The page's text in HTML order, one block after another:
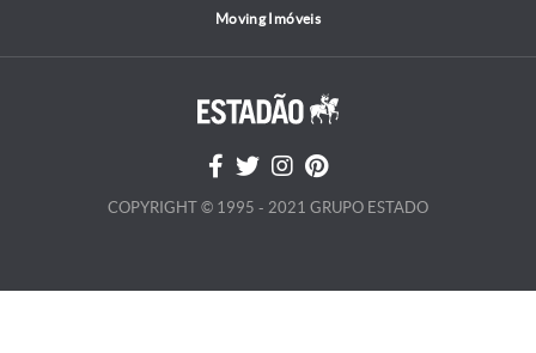
Moving Imóveis
COPYRIGHT © 1995 - 2021 GRUPO ESTADO